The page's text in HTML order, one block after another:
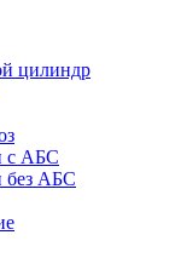
цилиндр
с АБС
без АБС